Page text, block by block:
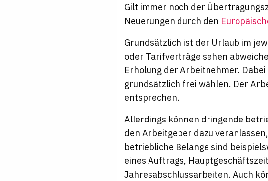
Gilt immer noch der
Neuerungen durch den
Grundsätzlich ist der Urlaub im
oder Tarifverträge sehen
Erholung der Arbeitnehmer.
grundsätzlich frei wählen. Der
entsprechen.
Allerdings können dringende
den Arbeitgeber dazu
betriebliche Belange sind
eines Auftrags,
Jahresabschlussarbeiten. Auch